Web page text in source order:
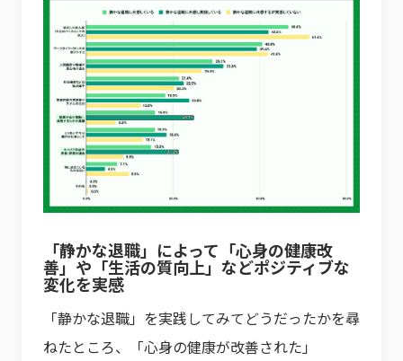
「静かな退職」によって「心身の健康改
善」や「生活の質向上」などポジティブな
変化を実感
「静かな退職」を実践してみてどうだったかを尋
ねたところ、「心身の健康が改善された」